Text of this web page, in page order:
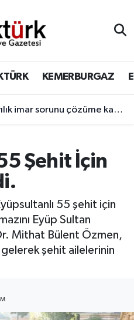
KEMERBURGAZ
sorunu çözüme kavuşuyor
Şehit İçin
55 şehit için
Eyüp Sultan
Mithat Bülent Özmen,
şehit ailelerinin
Haritası
ve Fikstür